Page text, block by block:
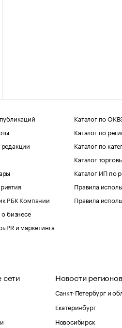
РБК Компании
о бизнесе
PR и маркетинга
Каталог по
Каталог по
Каталог по
Каталог
Каталог ИП по
Правила
Правила
Новости регионов
Санкт-Петербург и
Екатеринбург
Новосибирск